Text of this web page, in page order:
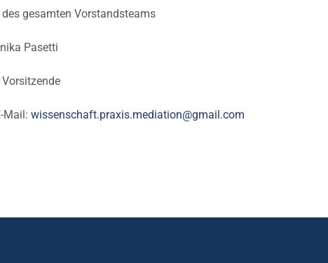
gesamten Vorstandsteams
Pasetti
Mail: wissenschaft.praxis.mediation@gmail.com